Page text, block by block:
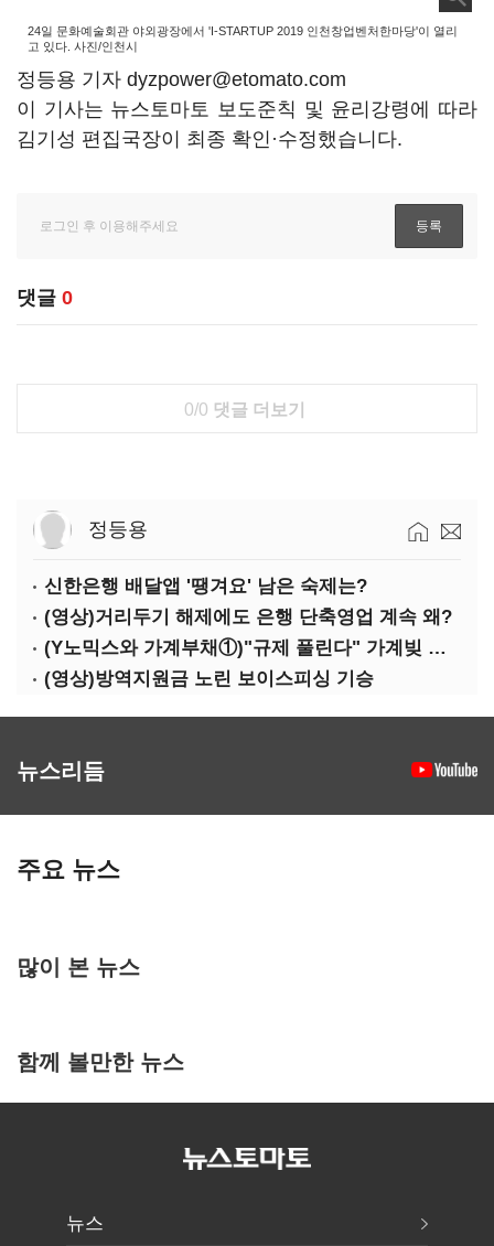
24일 문화예술회관 야외광장에서 'I-STARTUP 2019 인천창업벤처한마당'이 열리
고 있다. 사진/인천시
정등용 기자 dyzpower@etomato.com
이 기사는 뉴스토마토 보도준칙 및 윤리강령에 따라
김기성 편집국장이 최종 확인·수정했습니다.
댓글 0
0/0 댓글 더보기
정등용
신한은행 배달앱 '땡겨요' 남은 숙제는?
(영상)거리두기 해제에도 은행 단축영업 계속 왜?
(Y노믹스와 가계부채①)"규제 풀린다" 가계빚 다시 꿈틀
(영상)방역지원금 노린 보이스피싱 기승
뉴스리듬
주요 뉴스
많이 본 뉴스
함께 볼만한 뉴스
뉴스